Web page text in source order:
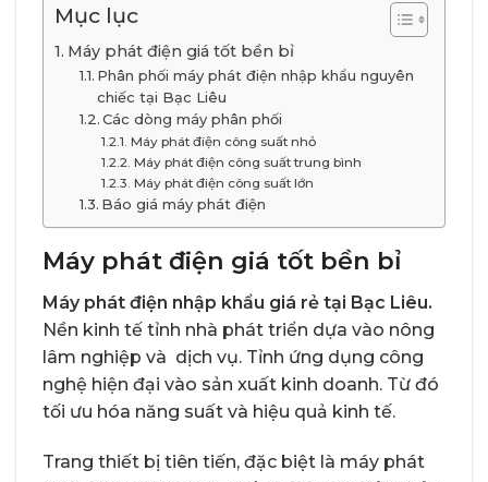
Mục lục
Máy phát điện giá tốt bền bỉ
Phân phối máy phát điện nhập khẩu nguyên
chiếc tại Bạc Liêu
Các dòng máy phân phối
Máy phát điện công suất nhỏ
Máy phát điện công suất trung bình
Máy phát điện công suất lớn
Báo giá máy phát điện
Máy phát điện giá tốt bền bỉ
Máy phát điện nhập khẩu giá rẻ tại Bạc Liêu.
Nền kinh tế tỉnh nhà phát triển dựa vào nông
lâm nghiệp và dịch vụ. Tỉnh ứng dụng công
nghệ hiện đại vào sản xuất kinh doanh. Từ đó
tối ưu hóa năng suất và hiệu quả kinh tế.
Trang thiết bị tiên tiến, đặc biệt là máy phát